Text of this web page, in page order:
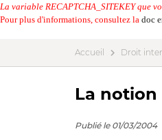
La variable RECAPTCHA_SITEKEY que
Pour plus d'informations, consultez la doc
Accueil Droit
La
Publié le 01/03/2004